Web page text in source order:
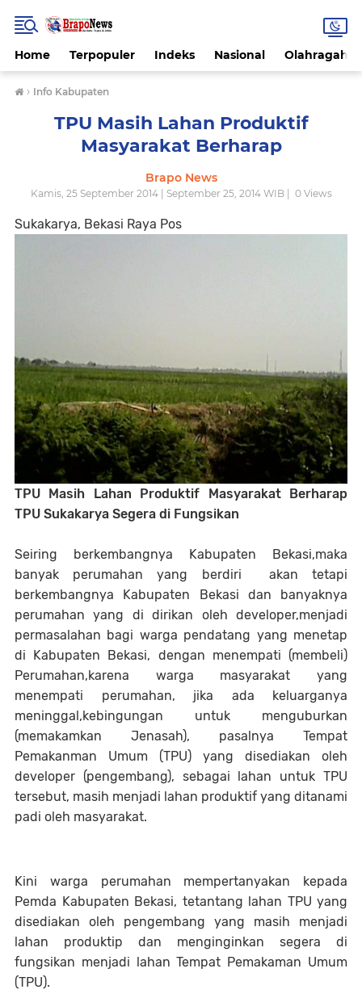
Home Terpopuler Indeks Nasional Olahragah
› Info Kabupaten
TPU Masih Lahan Produktif
Masyarakat Berharap
Brapo News
Kamis, 25 September 2014 | September 25, 2014 WIB | 0Views
Sukakarya, Bekasi Raya Pos
TPU Masih Lahan Produktif Masyarakat Berharap
TPU Sukakarya Segera di Fungsikan
Seiring berkembangnya Kabupaten Bekasi,maka
banyak perumahan yang berdiri akan tetapi
berkembangnya Kabupaten Bekasi dan banyaknya
perumahan yang di dirikan oleh developer,menjadi
permasalahan bagi warga pendatang yang menetap
di Kabupaten Bekasi, dengan menempati (membeli)
Perumahan,karena warga masyarakat yang
menempati perumahan, jika ada keluarganya
meninggal,kebingungan untuk menguburkan
(memakamkan Jenasah), pasalnya Tempat
Pemakanman Umum (TPU) yang disediakan oleh
developer (pengembang), sebagai lahan untuk TPU
tersebut, masih menjadi lahan produktif yang ditanami
padi oleh masyarakat.
Kini warga perumahan mempertanyakan kepada
Pemda Kabupaten Bekasi, tetantang lahan TPU yang
disediakan oleh pengembang yang masih menjadi
lahan produktip dan menginginkan segera di
fungsikan menjadi lahan Tempat Pemakaman Umum
(TPU).